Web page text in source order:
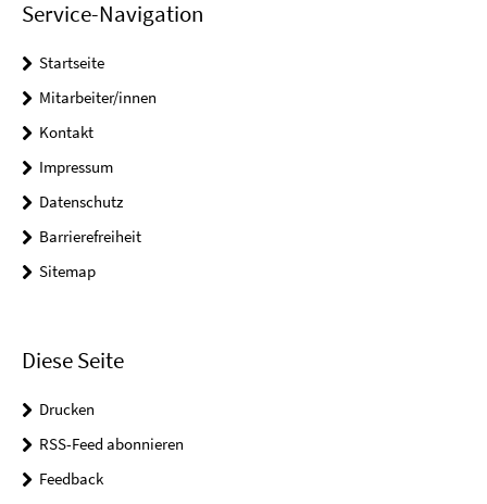
Service-Navigation
Startseite
Mitarbeiter/innen
Kontakt
Impressum
Datenschutz
Barrierefreiheit
Sitemap
Diese Seite
Drucken
RSS-Feed abonnieren
Feedback